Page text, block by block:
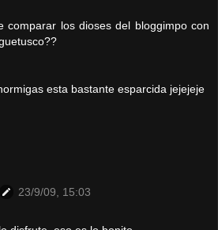
comparar los dioses del bloggimpo con
esta bastante esparcida jejejeje
23/9/09, 15:03